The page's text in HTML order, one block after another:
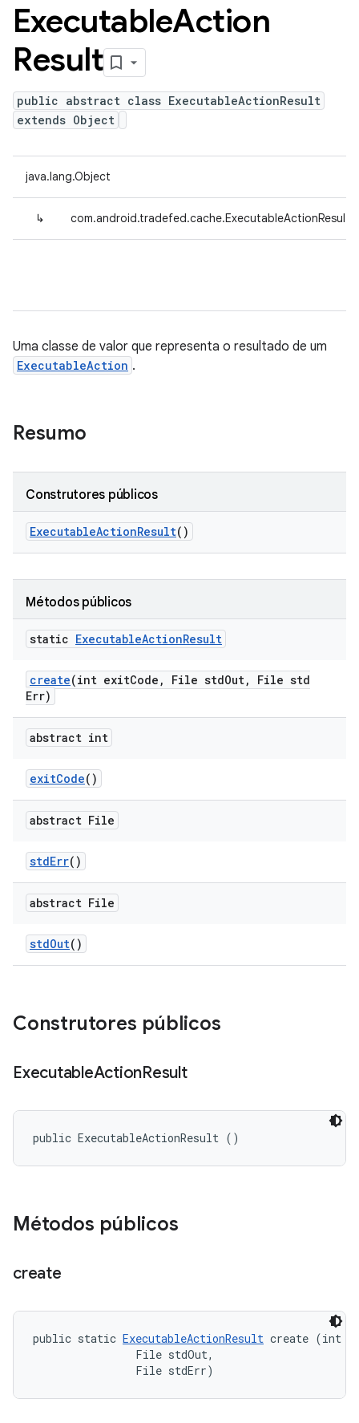
ExecutableAction
Result
public abstract class ExecutableActionResult
extends Object
java.lang.Object
↳ com.android.tradefed.cache.ExecutableActionResult
Uma classe de valor que representa o resultado de um
ExecutableAction .
Resumo
Construtores públicos
ExecutableActionResult()
Métodos públicos
static ExecutableActionResult
create(int exitCode , File stdOut,
File std
Err)
abstract int
exitCode()
abstract File
stdErr()
abstract File
stdOut()
Construtores públicos
ExecutableActionResult
public ExecutableActionResult ()
Métodos públicos
create
public static ExecutableActionResult create (int
                File stdOut,
                File stdErr)